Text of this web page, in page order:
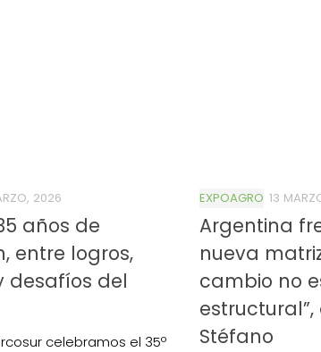
2026
años de
entre logros,
desafíos del
celebramos el 35º
EXPOAGRO 13
Argentina
nueva
cambio no
estructural”,
Stéfano